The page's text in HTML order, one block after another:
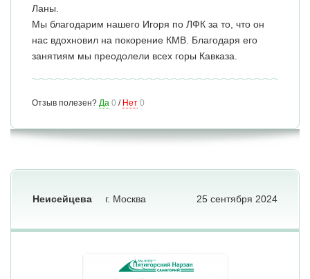
Ланы.
Мы благодарим нашего Игоря по ЛФК за то, что он
нас вдохновил на покорение КМВ. Благодаря его
занятиям мы преодолели всех горы Кавказа.
Отзыв полезен? Да 0 / Нет 0
25 сентября 2024
Неисейцева г. Москва